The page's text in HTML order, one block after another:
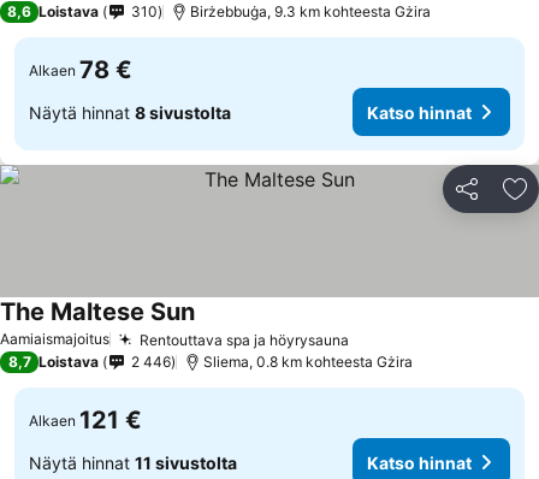
8,6 Loistava 310 Birżebbuġa, 9.3 km kohteesta Gżira
Alkaen 78 €
Näytä hinnat 8 sivustolta Katso hinnat
Jaa
Aamiaismajoitus Rentouttava spa ja höyrysauna
The Maltese Sun
8,7 Loistava 2 446 Sliema, 0.8 km kohteesta Gżira
Alkaen 121 €
Näytä hinnat 11 sivustolta Katso hinnat